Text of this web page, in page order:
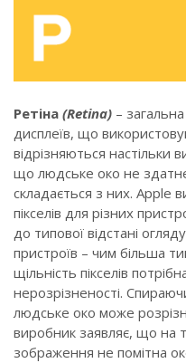
Ретіна (Retina) –
дисплеїв, що
відрізняються настільки
що людське око не
складається з них. Apple
пікселів для різних
до типової відстані
пристроїв – чим більша
щільність пікселів
нерозрізненості.
людське око може
виробник заявляє, що на
зображення не помітна